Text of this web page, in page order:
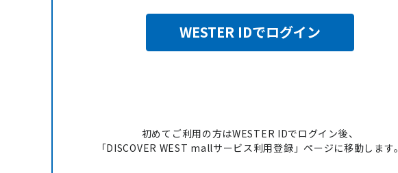
WESTER IDでログイン
初めてご利用の方はWESTER IDでログイン後、
「DISCOVER WEST mallサービス利用登録」ページに移動します。